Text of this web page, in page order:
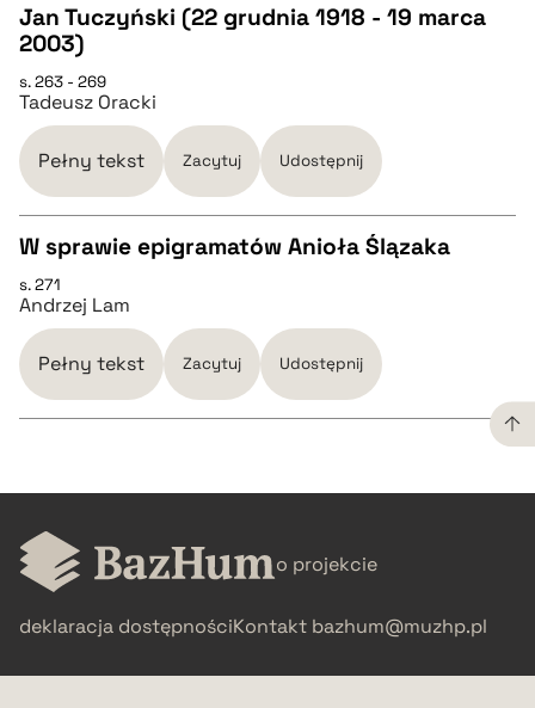
CZYSTY TEKST
pobierz cytat
BIBTEX
Jan Tuczyński (22 grudnia 1918 - 19 marca
2003)
s. 263 - 269
Tadeusz Oracki
Pełny tekst Zacytuj Udostępnij
CZYSTY TEKST
pobierz cytat
W sprawie epigramatów Anioła Ślązaka
s. 271
Andrzej Lam
Pełny tekst Zacytuj Udostępnij
CZYSTY TEKST
pobierz cytat
BIBTEX
o projekcie
deklaracja dostępnościKontakt bazhum@muzhp.pl